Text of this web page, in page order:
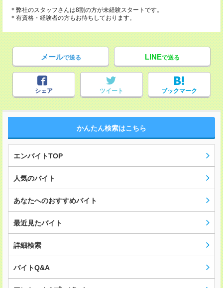
＊弊社のスタッフさんは8割の方が未経験スタートです。
＊有資格・経験者の方もお待ちしております。
メールで送る LINEで送る
シェア ツイート ブックマーク
かんたん検索はこちら
エンバイトTOP
人気のバイト
あなたへのおすすめバイト
最近見たバイト
詳細検索
バイトQ&A